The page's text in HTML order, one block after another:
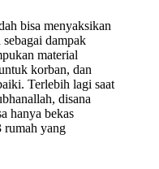
bisa menyaksikan
dampak
material
korban, dan
Terlebih lagi saat
disana
hanya bekas
rumah yang